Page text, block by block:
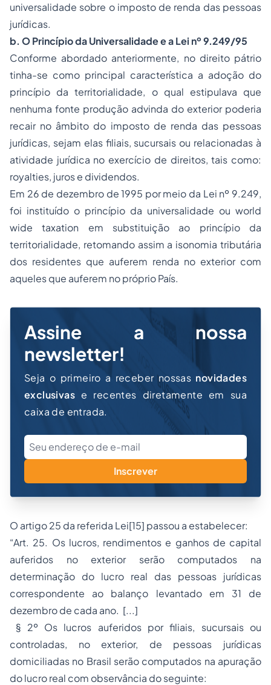
universalidade sobre o imposto de renda das pessoas
jurídicas.
b. O Princípio da Universalidade e a Lei nº 9.249/95
Conforme abordado anteriormente, no direito pátrio
tinha-se como principal característica a adoção do
princípio da territorialidade, o qual estipulava que
nenhuma fonte produção advinda do exterior poderia
recair no âmbito do imposto de renda das pessoas
jurídicas, sejam elas filiais, sucursais ou relacionadas à
atividade jurídica no exercício de direitos, tais como:
royalties, juros e dividendos.
Em 26 de dezembro de 1995 por meio da Lei nº 9.249,
foi instituído o princípio da universalidade ou world
wide taxation em substituição ao princípio da
territorialidade, retomando assim a isonomia tributária
dos residentes que auferem renda no exterior com
aqueles que auferem no próprio País.
Assine a nossa
newsletter!
Seja o primeiro a receber nossas novidades
exclusivas e recentes diretamente em sua
caixa de entrada.
Inscrever
O artigo 25 da referida Lei[15] passou a estabelecer:
“Art. 25. Os lucros, rendimentos e ganhos de capital
auferidos no exterior serão computados na
determinação do lucro real das pessoas jurídicas
correspondente ao balanço levantado em 31 de
dezembro de cada ano. [...]
§ 2º Os lucros auferidos por filiais, sucursais ou
controladas, no exterior, de pessoas jurídicas
domiciliadas no Brasil serão computados na apuração
do lucro real com observância do seguinte: